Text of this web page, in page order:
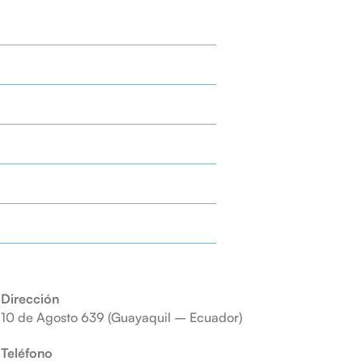
Dirección
10 de Agosto 639 (Guayaquil – Ecuador)
Teléfono